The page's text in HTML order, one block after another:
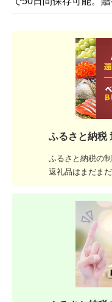
ふるさと納税
ふるさと納税の
返礼品はまだま